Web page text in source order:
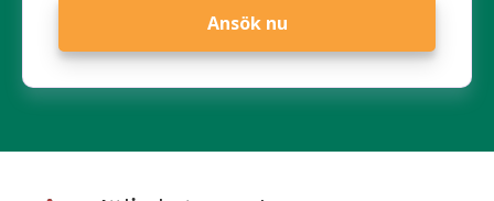
Ansök nu